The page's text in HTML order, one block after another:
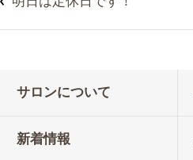
サロンについて
新着情報